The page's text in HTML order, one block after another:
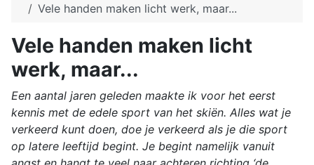
Vele handen maken licht werk, maar...
Vele handen maken licht
werk, maar...
Een aantal jaren geleden maakte ik voor het eerst
kennis met de edele sport van het skiën. Alles wat je
verkeerd kunt doen, doe je verkeerd als je die sport
op latere leeftijd begint. Je begint namelijk vanuit